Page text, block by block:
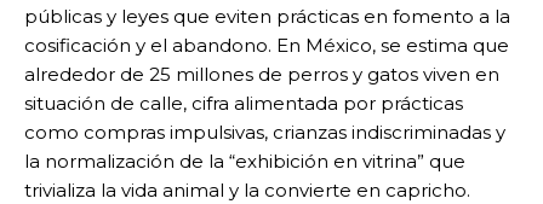
públicas y leyes que eviten prácticas en fomento a la
cosificación y el abandono. En México, se estima que
alrededor de 25 millones de perros y gatos viven en
situación de calle, cifra alimentada por prácticas
como compras impulsivas, crianzas indiscriminadas y
la normalización de la “exhibición en vitrina” que
trivializa la vida animal y la convierte en capricho.